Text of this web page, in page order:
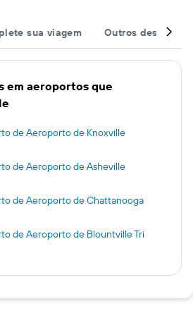
sua viagem Outros destinos
em aeroportos que
de Aeroporto de Knoxville
de Aeroporto de Asheville
de Aeroporto de Chattanooga
de Aeroporto de Blountville Tri